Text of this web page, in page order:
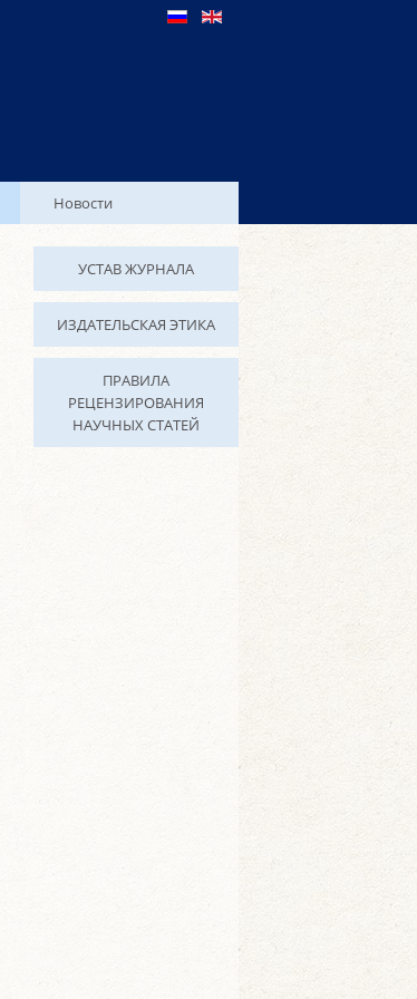
Новости
УСТАВ ЖУРНАЛА
ИЗДАТЕЛЬСКАЯ ЭТИКА
ПРАВИЛА
РЕЦЕНЗИРОВАНИЯ
НАУЧНЫХ СТАТЕЙ